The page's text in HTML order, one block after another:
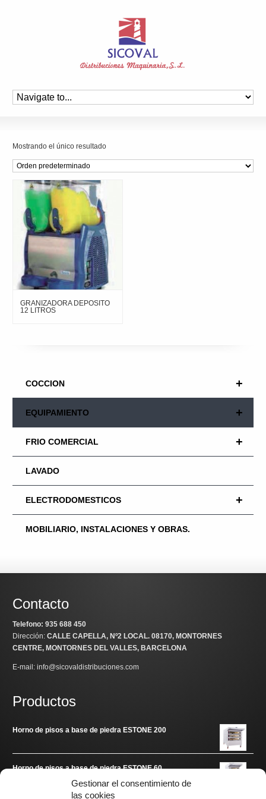
Gestionar el consentimiento de
las cookies
Mostrando el único resultado
GRANIZADORA DEPOSITO
12 LITROS
+
COCCION
+
EQUIPAMIENTO
+
FRIO COMERCIAL
LAVADO
+
ELECTRODOMESTICOS
MOBILIARIO, INSTALACIONES Y OBRAS.
Contacto
Telefono: 935 688 450
Dirección:CALLE CAPELLA, Nº2 LOCAL. 08170, MONTORNES
CENTRE, MONTORNES DEL VALLES, BARCELONA
E-mail: info@sicovaldistribuciones.com
Productos
Horno de pisos a base de piedra ESTONE 200
Horno de pisos a base de piedra ESTONE 60